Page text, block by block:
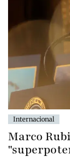
Internacional
Marco